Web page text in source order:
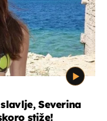
Severina
stiže!